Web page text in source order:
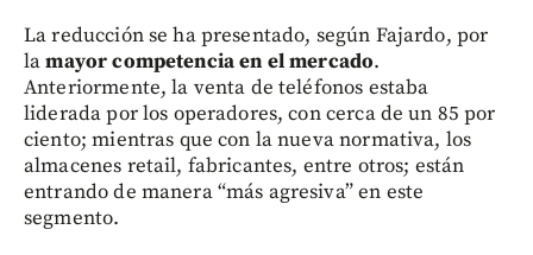
La reducción se ha presentado, según Fajardo, por
lamayor competencia en el mercado.
Anteriormente, la venta de teléfonos estaba
liderada por los operadores, con cerca de un 85 por
ciento; mientras que con la nueva normativa, los
almacenes retail, fabricantes, entre otros; están
entrando de manera “más agresiva” en este
segmento.